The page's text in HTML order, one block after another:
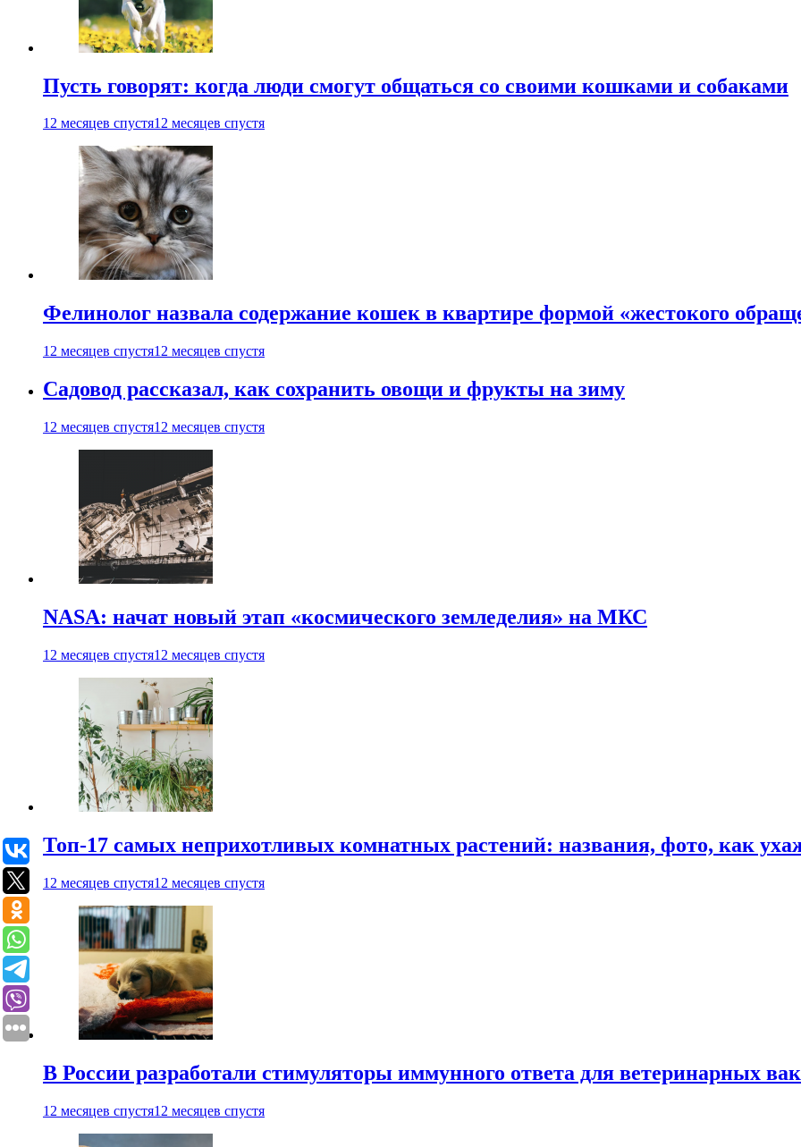
Пусть говорят: когда люди смогут общаться со своими кошками и собаками
12 месяцев спустя12 месяцев спустя
Фелинолог назвала содержание кошек в квартире формой «жестокого
12 месяцев спустя12 месяцев спустя
Садовод рассказал, как сохранить овощи и фрукты на зиму
12 месяцев спустя12 месяцев спустя
NASA: начат новый этап «космического земледелия» на МКС
12 месяцев спустя12 месяцев спустя
Топ-17 самых неприхотливых комнатных растений: названия, фото, как
12 месяцев спустя12 месяцев спустя
В России разработали стимуляторы иммунного ответа для ветеринарных
12 месяцев спустя12 месяцев спустя